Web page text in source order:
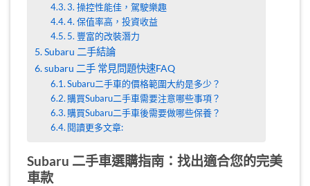
3. 操控性能佳，駕駛樂趣
4. 保值率高，投資收益
5. 豐富的改裝潛力
Subaru 二手結論
subaru 二手 常見問題快速FAQ
Subaru二手車的價格範圍大約是多少？
購買Subaru二手車需要注意哪些事項？
購買Subaru二手車後需要做哪些保養？
閱讀更多文章:
Subaru 二手車選購指南：找出適合您的完美
車款